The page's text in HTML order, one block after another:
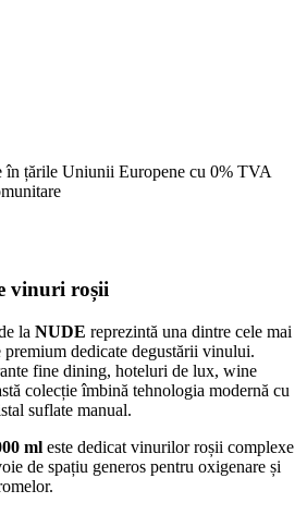
în țările Uniunii Europene cu 0% TVA
vinuri roșii
la NUDE reprezintă una dintre cele mai
premium dedicate degustării vinului.
fine dining, hoteluri de lux, wine
colecție îmbină tehnologia modernă cu
suflate manual.
ml este dedicat vinurilor roșii complexe
de spațiu generos pentru oxigenare și